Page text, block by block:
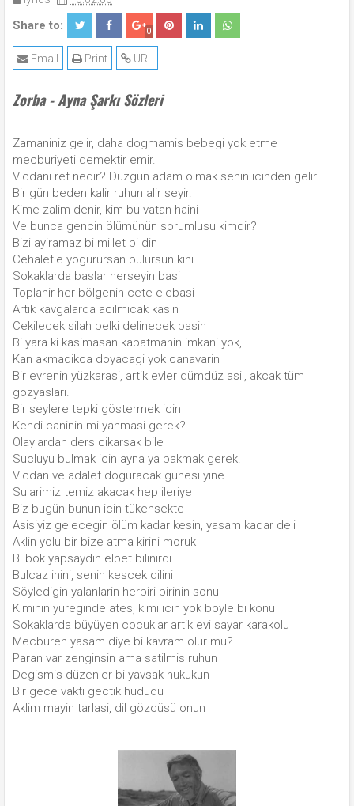
Share to: 0
URL
Print
Email
Zorba - Ayna Şarkı Sözleri
Zamaniniz gelir, daha dogmamis bebegi yok etme
mecburiyeti demektir emir.
Vicdani ret nedir? Düzgün adam olmak senin icinden gelir
Bir gün beden kalir ruhun alir seyir.
Kime zalim denir, kim bu vatan haini
Ve bunca gencin ölümünün sorumlusu kimdir?
Bizi ayiramaz bi millet bi din
Cehaletle yogurursan bulursun kini.
Sokaklarda baslar herseyin basi
Toplanir her bölgenin cete elebasi
Artik kavgalarda acilmicak kasin
Cekilecek silah belki delinecek basin
Bi yara ki kasimasan kapatmanin imkani yok,
Kan akmadikca doyacagi yok canavarin
Bir evrenin yüzkarasi, artik evler dümdüz asil, akcak tüm
gözyaslari.
Bir seylere tepki göstermek icin
Kendi caninin mi yanmasi gerek?
Olaylardan ders cikarsak bile
Sucluyu bulmak icin ayna ya bakmak gerek.
Vicdan ve adalet doguracak gunesi yine
Sularimiz temiz akacak hep ileriye
Biz bugün bunun icin tükensekte
Asisiyiz gelecegin ölüm kadar kesin, yasam kadar deli
Aklin yolu bir bize atma kirini moruk
Bi bok yapsaydin elbet bilinirdi
Bulcaz inini, senin kescek dilini
Söyledigin yalanlarin herbiri birinin sonu
Kiminin yüreginde ates, kimi icin yok böyle bi konu
Sokaklarda büyüyen cocuklar artik evi sayar karakolu
Mecburen yasam diye bi kavram olur mu?
Paran var zenginsin ama satilmis ruhun
Degismis düzenler bi yavsak hukukun
Bir gece vakti gectik hududu
Aklim mayin tarlasi, dil gözcüsü onun